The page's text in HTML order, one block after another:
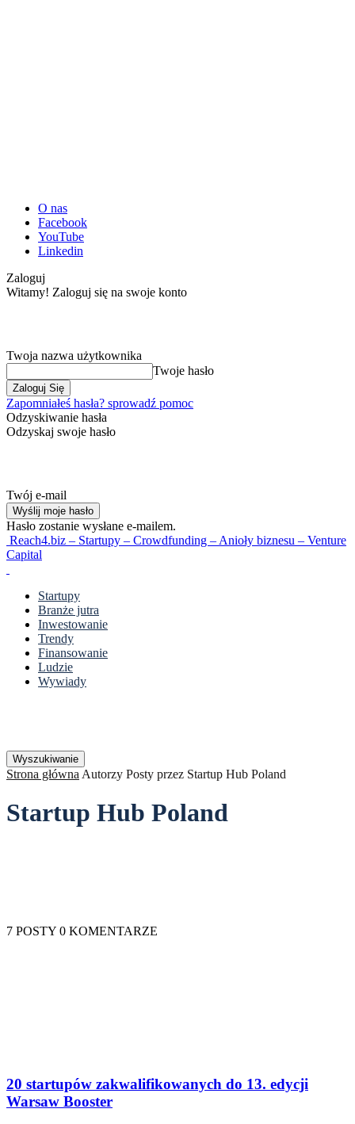
O nas
Facebook
YouTube
Linkedin
Zaloguj
Witamy! Zaloguj się na swoje konto
Twoja nazwa użytkownika
Twoje hasło
Zapomniałeś hasła? sprowadź pomoc
Odzyskiwanie hasła
Odzyskaj swoje hasło
Twój e-mail
Hasło zostanie wysłane e-mailem.
Reach4.biz – Startupy – Crowdfunding – Anioły biznesu – Venture
Capital
Startupy
Branże jutra
Inwestowanie
Trendy
Finansowanie
Ludzie
Wywiady
Strona główna Autorzy Posty przez Startup Hub Poland
Startup Hub Poland
7 POSTY 0 KOMENTARZE
20 startupów zakwalifikowanych do 13. edycji
Warsaw Booster